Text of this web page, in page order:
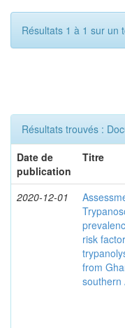
Résultats 1 à 1 sur un
Résultats trouvés :
Date de
publication
Titre
2020-12-01
risk
from
southern